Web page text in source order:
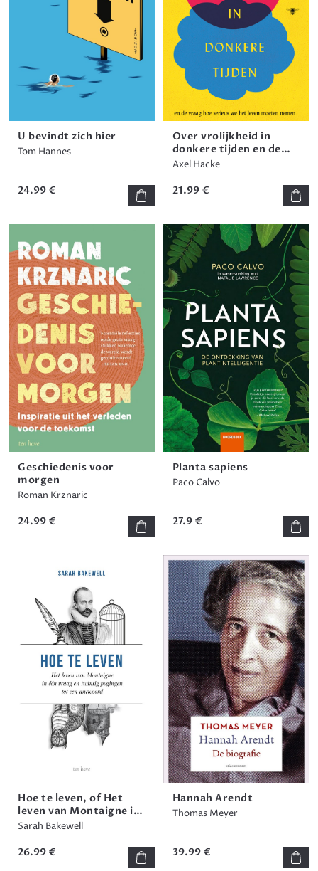
U bevindt zich hier
Tom Hannes
24.99 €
Over vrolijkheid in
donkere tijden en de
vraag hoe serieus we
nemen
Axel Hacke
21.99 €
Geschiedenis voor
morgen
Roman Krznaric
24.99 €
Planta sapiens
Paco Calvo
27.9 €
Hoe te leven, of Het
leven van Montaigne in
één vraag en twintig
antwoord
Sarah Bakewell
26.99 €
Hannah Arendt
Thomas Meyer
39.99 €